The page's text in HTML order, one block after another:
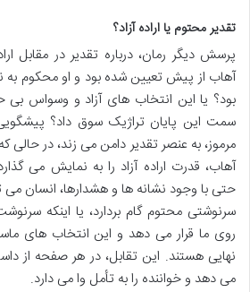
تقدیر محتوم یا اراده آزاد؟
پرسش دیگر رمان، درباره تقدیر در مقابل
آهاب از پیش تعیین شده بود و او محکوم
بود؟ یا این انتخاب های آزاد و وسواس بی
سمت این پایان تراژیک سوق داد؟ پیشگویی
مرموز، به عنصر تقدیر دامن می زند، در
آهاب، قدرت اراده آزاد را به نمایش می
حتی با وجود نشانه ها و هشدارها، انسان می
سرنوشتی محتوم گام بردارد، یا اینکه
روی ما قرار می دهد و این انتخاب های
نهایی هستند. این تقابل، در هر صفحه از
می دهد و خواننده را به تأمل وا می دارد.